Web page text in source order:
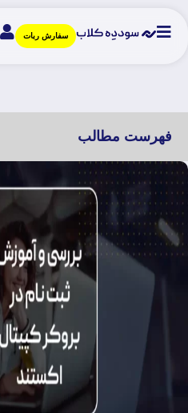
سفارش ربات
فهرست مطالب